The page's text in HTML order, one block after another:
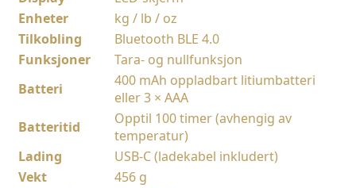
Enheter
kg / lb / oz
Tilkobling
Bluetooth BLE 4.0
Funksjoner
Tara- og nullfunksjon
Batteri
400 mAh oppladbart litiumbatteri
eller 3 × AAA
Batteritid
Opptil 100 timer (avhengig av
temperatur)
Lading
USB-C (ladekabel inkludert)
Vekt
456 g